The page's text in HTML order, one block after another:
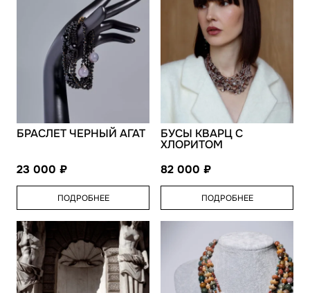
БРАСЛЕТ ЧЕРНЫЙ АГАТ
23 000
ПОДРОБНЕЕ
БУСЫ КВАРЦ С
ХЛОРИТОМ
82 000
ПОДРОБНЕЕ